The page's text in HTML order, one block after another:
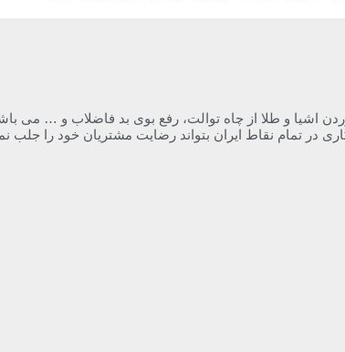
در تمام نقاط ایران بتواند رضایت مشتریان خود را جلب